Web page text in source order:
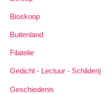
Bioskoop
Buitenland
Filatelie
Gedicht - Lectuur - Schilderij
Geschiedenis